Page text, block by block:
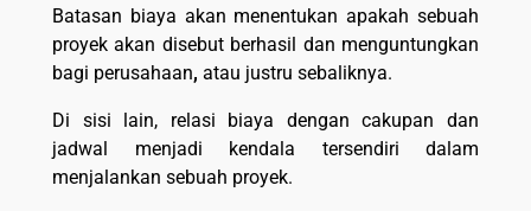
Batasan biaya akan menentukan apakah sebuah
proyek akan disebut berhasil dan menguntungkan
bagi perusahaan, atau justru sebaliknya.
Di sisi lain, relasi biaya dengan cakupan dan
jadwal menjadi kendala tersendiri dalam
menjalankan sebuah proyek.